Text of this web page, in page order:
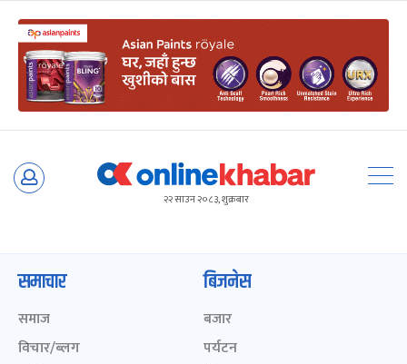
Skip
२२ साउन २०८३, शुक्रबार
समाचार
समाज
विचार/ब्लग
बिजनेस
बजार
पर्यटन